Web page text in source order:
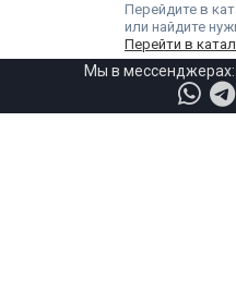
Перейдите в
или найдите
Перейти в
Мы в мессенджерах: